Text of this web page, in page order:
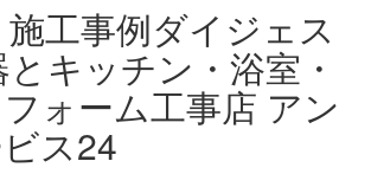
工事例ダイジェス
とキッチン・浴室・
ォーム工事店 アン
ス24